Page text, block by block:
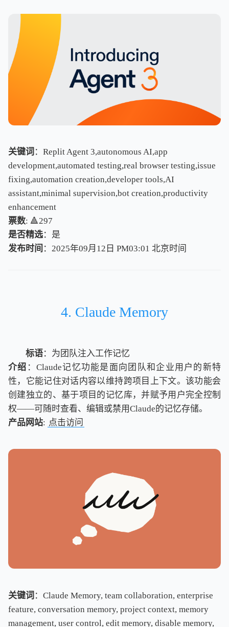
关键词 ：Replit Agent 3,autonomous AI,app
development,automated testing,real browser testing,issue
fixing,automation creation,developer tools,AI
assistant,minimal supervision,bot creation,productivity
enhancement
票数: 🔺297
是否精选：是
发布时间 ：2025年09月12日 PM03:01 北京时间
北京时间
4. Claude Memory
标语：为团队注入工作记忆
介绍 ：Claude记忆功能是面向团队和企业用户的新特
性，它能记住对话内容以维持跨项目上下文。该功能会
创建独立的、基于项目的记忆库，并赋予用户完全控制
权——可随时查看、编辑或禁用Claude的记忆存储。
产品网站: 点击访问
关键词 ：Claude Memory, team collaboration, enterprise
feature, conversation memory, project context, memory
management, user control, edit memory, disable memory,